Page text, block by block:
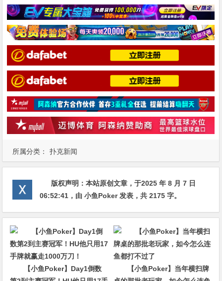
所属分类： 扑克新闻
版权声明：本站原创文章，于2025 年 8 月 7 日
06:52:41 ，由小鱼Poker发表，共 2175 字。
【小鱼Poker】Day1倒数
【小鱼Poker】当年横扫牌